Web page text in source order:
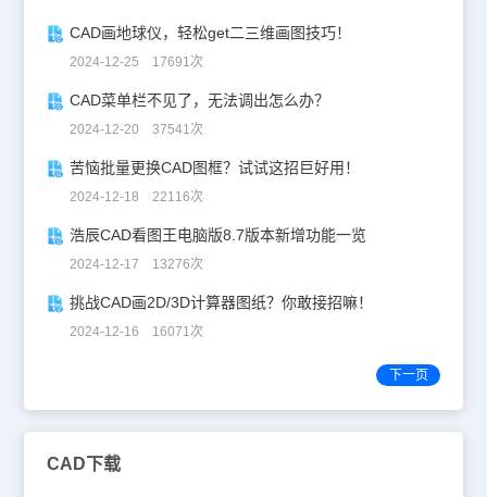
CAD画地球仪，轻松get二三维画图技巧！
2024-12-25 17691次
CAD菜单栏不见了，无法调出怎么办？
2024-12-20 37541次
苦恼批量更换CAD图框？试试这招巨好用！
2024-12-18 22116次
浩辰CAD看图王电脑版8.7版本新增功能一览
2024-12-17 13276次
挑战CAD画2D/3D计算器图纸？你敢接招嘛！
2024-12-16 16071次
下一页
CAD下载